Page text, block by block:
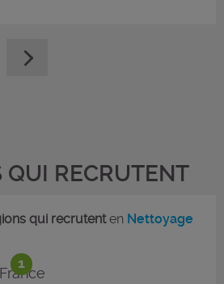
QUI RECRUTENT
1
qui recrutenten Nettoyage